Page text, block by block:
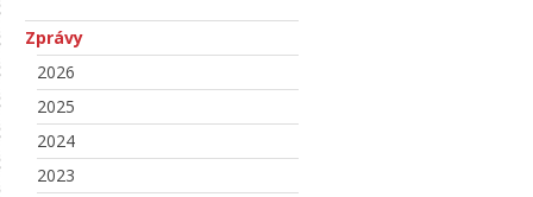
Zprávy
2026
2025
2024
2023